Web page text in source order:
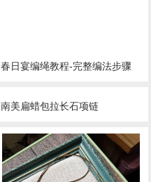
春日宴编绳教程-完整编法步骤
南美扁蜡包拉长石项链